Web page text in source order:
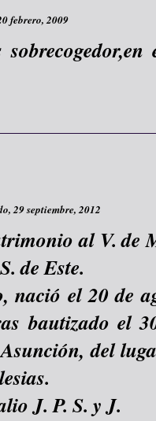
febrero, 2009
29 septiembre, 2012
al V. de
de Este.
nació el 20 de
bautizado el
del
J. P. S. y J.